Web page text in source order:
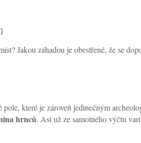
Jakou záhadou je obestřené, že se
pole, které je zároveň jedinečným
hrnců. Asi už ze samotného výčtu